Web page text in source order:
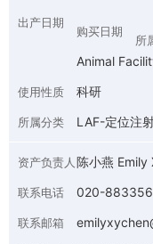
出产日期
购买日期
所
Animal
使用性质 科研
所属分类 LAF-定位注
资产负责人 陈小燕 Emily
联系电话 020-
联系邮箱